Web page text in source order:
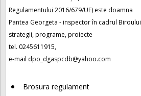
Regulamentului 2016/679/UE) este doamna
Pantea Georgeta - inspector în cadrul Biroului
strategii, programe, proiecte
tel. 0245611915,
e-mail dpo_dgaspcdb@yahoo.com
Brosura regulament